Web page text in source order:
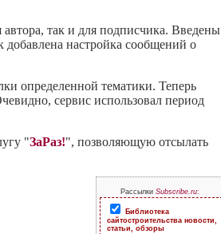
так и для подписчика. Введены
добавлена настройка сообщений о
определенной тематики. Теперь
сервис использовал период
"ЗаРаз!", позволяющую отсылать
Рассылки Subscribe.ru:
Библиотека
сайтостроительства новости,
статьи, обзоры